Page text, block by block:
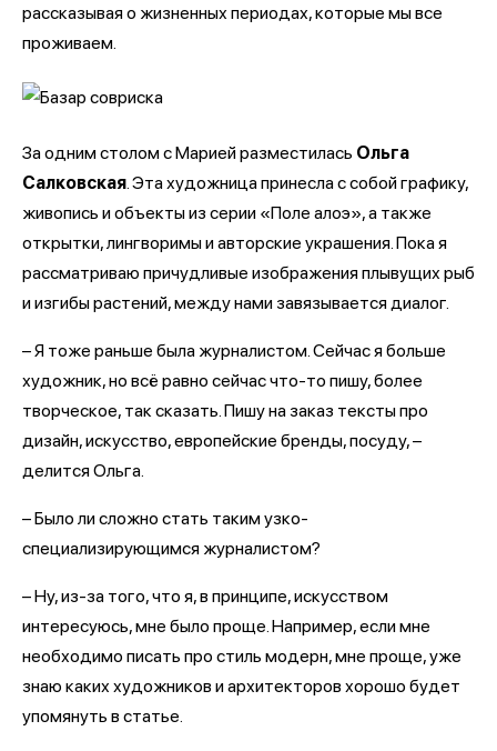
рассказывая о жизненных периодах, которые мы все
проживаем.
За одним столом с Марией разместилась Ольга
Салковская . Эта художница принесла с собой графику,
живопись и объекты из серии «Поле алоэ», а также
открытки, лингворимы и авторские украшения. Пока я
рассматриваю причудливые изображения плывущих рыб
и изгибы растений, между нами завязывается диалог.
– Я тоже раньше была журналистом. Сейчас я больше
художник, но всё равно сейчас что-то пишу, более
творческое, так сказать. Пишу на заказ тексты про
дизайн, искусство, европейские бренды, посуду, –
делится Ольга.
– Было ли сложно стать таким узко-
специализирующимся журналистом?
– Ну, из-за того, что я, в принципе, искусством
интересуюсь, мне было проще. Например, если мне
необходимо писать про стиль модерн, мне проще, уже
знаю каких художников и архитекторов хорошо будет
упомянуть в статье.